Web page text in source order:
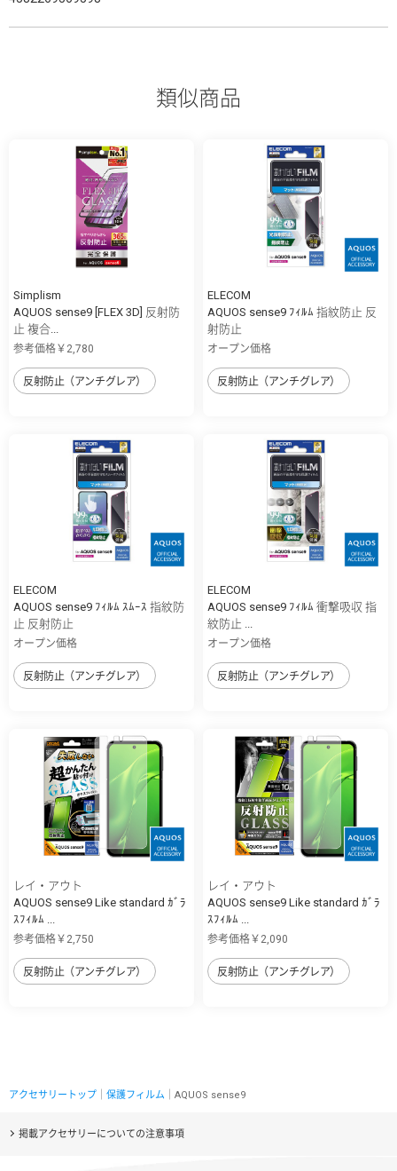
類似商品
Simplism
AQUOS sense9 [FLEX 3D] 反射防
止 複合...
参考価格￥2,780
反射防止（アンチグレア）
ELECOM
AQUOS sense9 ﾌｨﾙﾑ 指紋防止 反
射防止
オープン価格
反射防止（アンチグレア）
ELECOM
AQUOS sense9 ﾌｨﾙﾑ ｽﾑｰｽ 指紋防
止 反射防止
オープン価格
反射防止（アンチグレア）
ELECOM
AQUOS sense9 ﾌｨﾙﾑ 衝撃吸収 指
紋防止 ...
オープン価格
反射防止（アンチグレア）
レイ・アウト
AQUOS sense9 Like standard ｶﾞﾗ
ｽﾌｨﾙﾑ ...
参考価格￥2,750
反射防止（アンチグレア）
レイ・アウト
AQUOS sense9 Like standard ｶﾞﾗ
ｽﾌｨﾙﾑ ...
参考価格￥2,090
反射防止（アンチグレア）
アクセサリートップ 保護フィルム ｜AQUOS sense9
掲載アクセサリーについての注意事項